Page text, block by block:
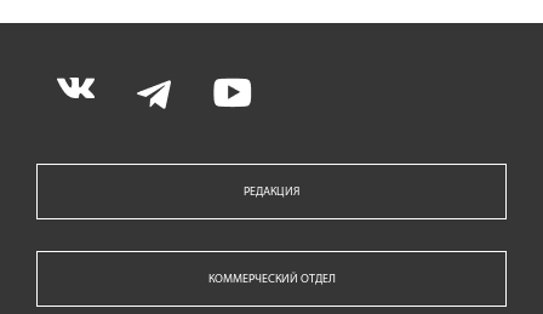
РЕДАКЦИЯ
КОММЕРЧЕСКИЙ ОТДЕЛ